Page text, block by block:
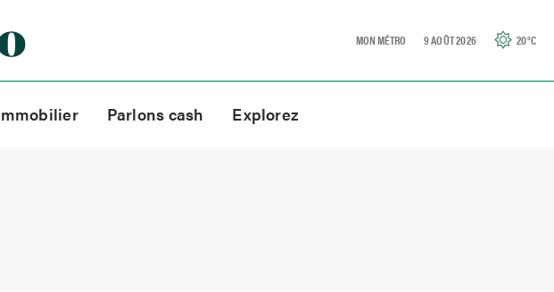
MON MÉTRO 9 AOÛT 2026 20°C
Parlons cash Explorez